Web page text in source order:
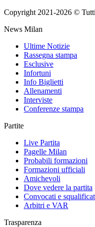
Copyright 2021-2026 ©
News Milan
Ultime Notizie
Rassegna stampa
Esclusive
Infortuni
Info Biglietti
Allenamenti
Interviste
Conferenze stampa
Partite
Live Partita
Pagelle Milan
Probabili formazioni
Formazioni ufficiali
Amichevoli
Dove vedere la partita
Convocati e
Arbitri e VAR
Trasparenza